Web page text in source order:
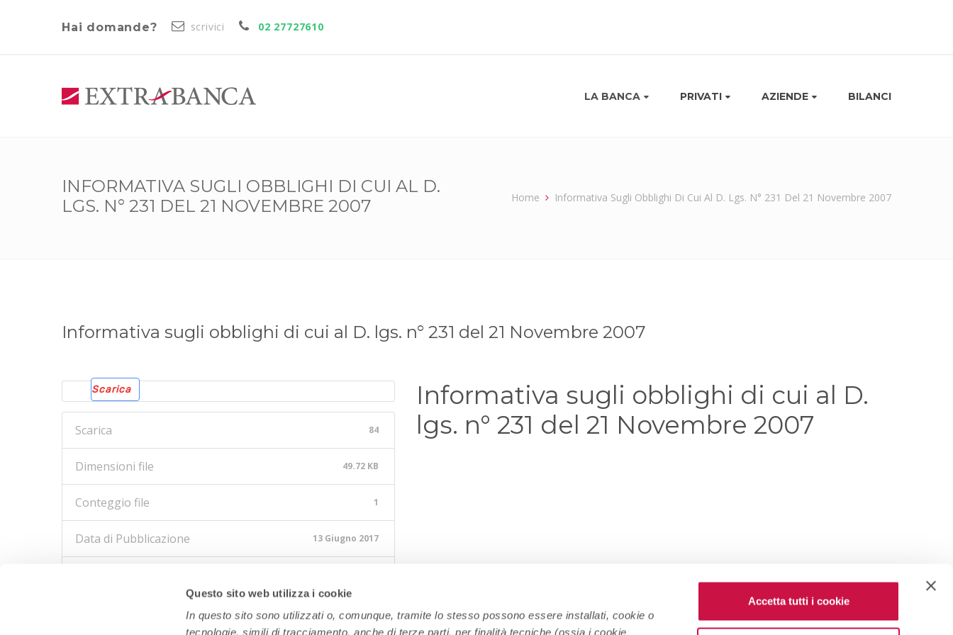
Questo sito web utilizza i cookie
In questo sito sono utilizzati o, comunque, tramite lo stesso possono essere installati, cookie o
tecnologie, simili di tracciamento, anche di terze parti, per finalità tecniche (ossia i cookie
Accetta tutti i cookie
Hai domande? scrivici 02 27727610
LA BANCA PRIVATI AZIENDE BILANCI
INFORMATIVA SUGLI OBBLIGHI DI CUI AL D.
LGS. N° 231 DEL 21 NOVEMBRE 2007
Home Informativa Sugli Obblighi Di Cui Al D. Lgs. N° 231 Del 21 Novembre 2007
Informativa sugli obblighi di cui al D. lgs. n° 231 del 21 Novembre 2007
Scarica
Scarica 84
Dimensioni file 49.72 KB
Conteggio file 1
Data di Pubblicazione 13 Giugno 2017
Informativa sugli obblighi di cui al D.
lgs. n° 231 del 21 Novembre 2007